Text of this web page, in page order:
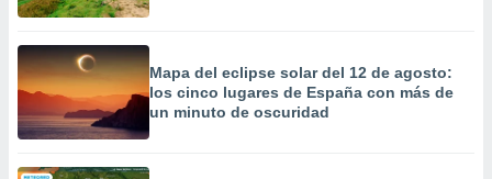
Mapa del eclipse solar del 12 de agosto:
los cinco lugares de España con más de
un minuto de oscuridad